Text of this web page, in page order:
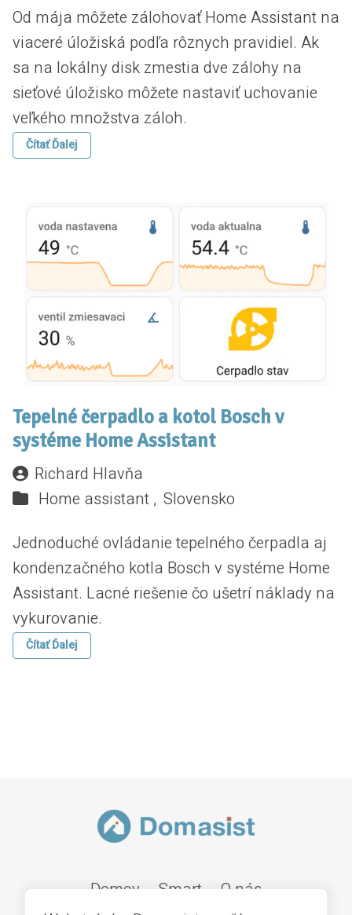
Od mája môžete zálohovať Home Assistant na
viaceré úložiská podľa rôznych pravidiel. Ak
sa na lokálny disk zmestia dve zálohy na
sieťové úložisko môžete nastaviť uchovanie
veľkého množstva záloh.
Čítať Ďalej
Tepelné čerpadlo a kotol Bosch v
systéme Home Assistant
Richard Hlavňa
Home assistant , Slovensko
Jednoduché ovládanie tepelného čerpadla aj
kondenzačného kotla Bosch v systéme Home
Assistant. Lacné riešenie čo ušetrí náklady na
vykurovanie.
Čítať Ďalej
Domov Smart
O nás